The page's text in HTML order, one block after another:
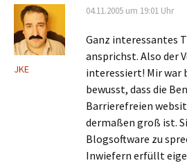
JKE
04.11.2005 um 19:01 Uhr
Ganz interessantes
ansprichst. Also der
interessiert! Mir war
bewusst, dass die
Barrierefreien
dermaßen groß ist.
Blogsoftware zu
Inwiefern erfüllt